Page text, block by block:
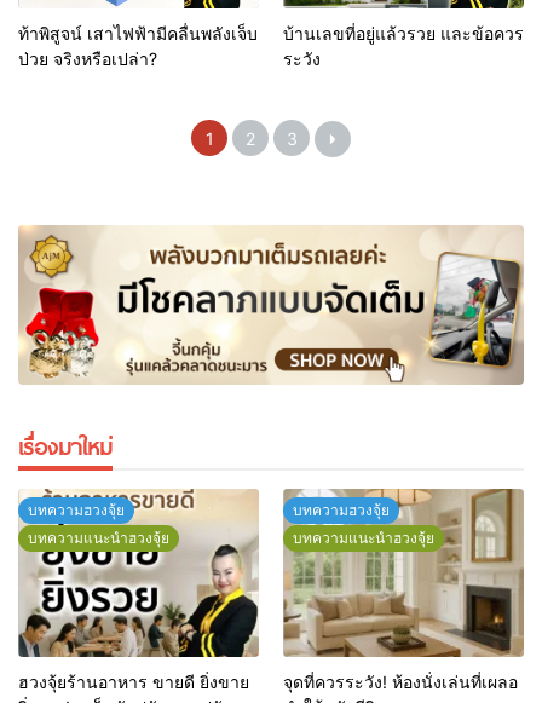
ท้าพิสูจน์ เสาไฟฟ้ามีคลื่นพลังเจ็บ
ป่วย จริงหรือเปล่า?
บ้านเลขที่อยู่แล้วรวย และข้อควร
ระวัง
1 2 3
เรื่องมาใหม่
บทความฮวงจุ้ย
บทความแนะนำฮวงจุ้ย
ฮวงจุ้ยร้านอาหาร ขายดี ยิ่งขาย
บทความฮวงจุ้ย
บทความแนะนำฮวงจุ้ย
จุดที่ควรระวัง! ห้องนั่งเล่นที่เผลอ